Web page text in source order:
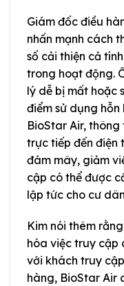
Giám đốc điều
nhấn mạnh cách
số cải thiện cả
trong hoạt động.
lý dễ bị mất hoặc
điểm sử dụng
BioStar Air,
trực tiếp đến điện
đám mây, giảm
cập có thể được
lập tức cho cư
Kim nói thêm
hóa việc truy cập
với khách truy
hàng, BioStar Air